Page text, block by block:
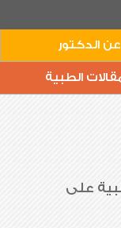
عن الدكتور
الطبية
على